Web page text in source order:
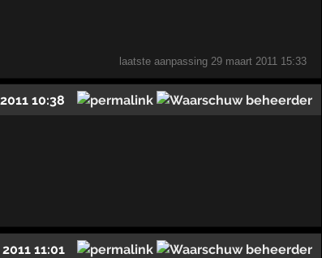
laatste aanpassing 29 maart 2011 15:33
10:38
11:01